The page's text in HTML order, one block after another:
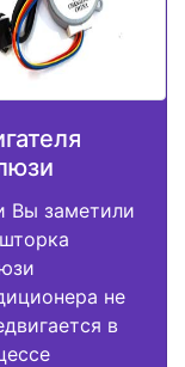
Вы заметили
не
в